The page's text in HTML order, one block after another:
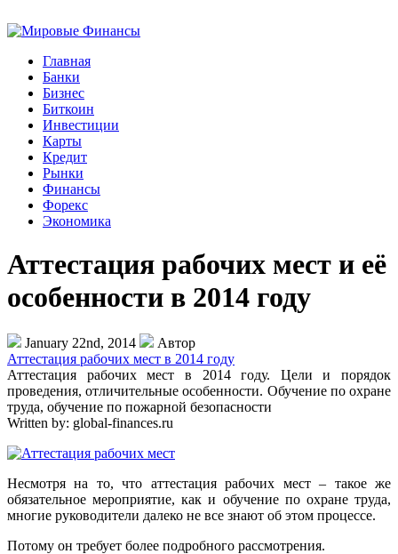
Главная
Банки
Бизнес
Биткоин
Инвестиции
Карты
Кредит
Рынки
Финансы
Форекс
Экономика
Аттестация рабочих мест и её
особенности в 2014 году
January 22nd, 2014
Автор
Аттестация рабочих мест в 2014 году
Аттестация рабочих мест в 2014 году. Цели и порядок
проведения, отличительные особенности. Обучение по охране
труда, обучение по пожарной безопасности
Written by: global-finances.ru
Несмотря на то, что аттестация рабочих мест – такое же
обязательное мероприятие, как и обучение по охране труда,
многие руководители далеко не все знают об этом процессе.
Потому он требует более подробного рассмотрения.